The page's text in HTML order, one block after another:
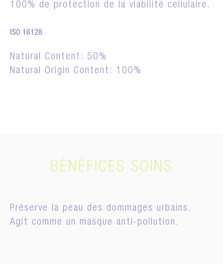
100% de protection de la viabilité cellulaire.
ISO 16128
Natural Content: 50%
Natural Origin Content: 100%
BÉNÉFICES SOINS
Préserve la peau des dommages urbains.
Agit comme un masque anti-pollution.